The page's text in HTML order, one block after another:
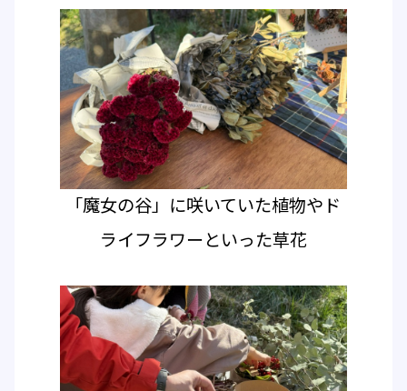
「魔女の谷」に咲いていた植物やド
ライフラワーといった草花